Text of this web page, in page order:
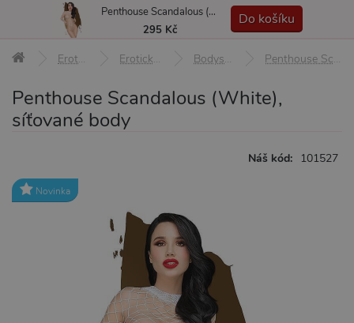
MENU
Erotické pomůcky Erotické prádlo a oblečení Bodystocking a overaly Penthouse Scandalous (White), síťované body
Penthouse Scandalous (White),
síťované body
Náš kód: 101527
Novinka
Penthouse Scandalous (White), síťované body
295 Kč
Do košíku